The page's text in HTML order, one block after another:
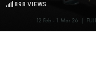
898 VIEWS